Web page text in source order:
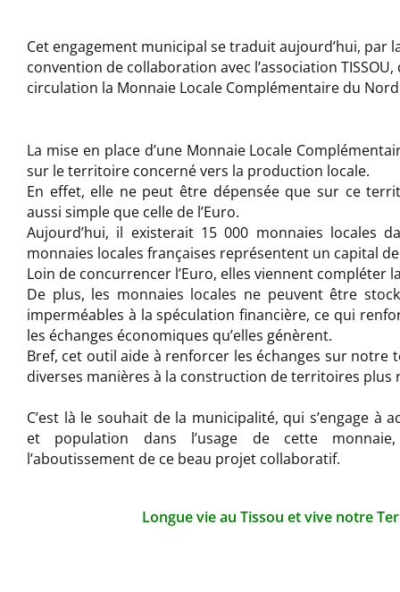
Cet engagement municipal se traduit aujourd’hui, par
convention de collaboration avec l’association
circulation la Monnaie Locale Complémentaire du
La mise en place d’une Monnaie Locale
sur le territoire concerné vers la production locale.
En effet, elle ne peut être dépensée que sur ce
aussi simple que celle de l’Euro.
Aujourd’hui, il existerait 15 000 monnaies locales
monnaies locales françaises représentent un capital
Loin de concurrencer l’Euro, elles viennent compléter
De plus, les monnaies locales ne peuvent être
imperméables à la spéculation financière, ce qui
les échanges économiques qu’elles génèrent.
Bref, cet outil aide à renforcer les échanges sur
diverses manières à la construction de territoires plus
C’est là le souhait de la municipalité, qui s’engage à
et population dans l’usage de cette
l’aboutissement de ce beau projet collaboratif.
Longue vie au Tissou et vive notre